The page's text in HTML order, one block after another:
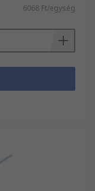
6068 Ft/egység